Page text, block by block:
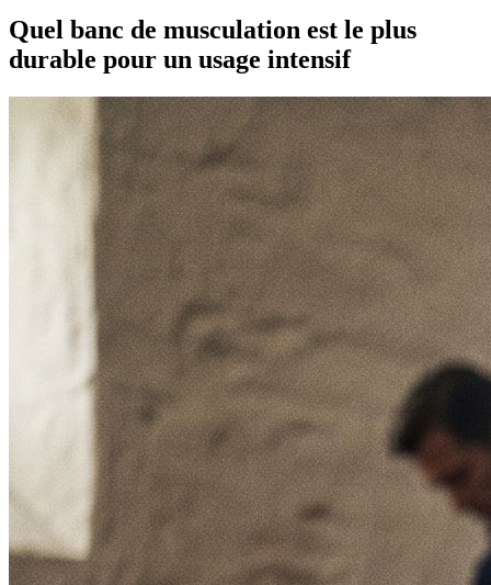
Quel banc de musculation est le plus
durable pour un usage intensif